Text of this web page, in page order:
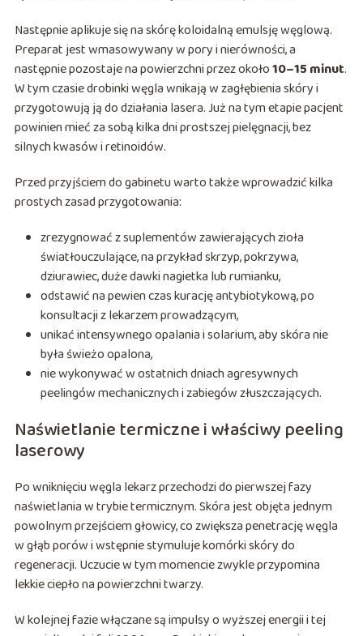
Następnie aplikuje się na skórę koloidalną emulsję węglową.
Preparat jest wmasowywany w pory i nierówności, a
następnie pozostaje na powierzchni przez około10–15 minut.
W tym czasie drobinki węgla wnikają w zagłębienia skóry i
przygotowują ją do działania lasera. Już na tym etapie pacjent
powinien mieć za sobą kilka dni prostszej pielęgnacji, bez
silnych kwasów i retinoidów.
Przed przyjściem do gabinetu warto także wprowadzić kilka
prostych zasad przygotowania:
zrezygnować z suplementów zawierających zioła
światłouczulające, na przykład skrzyp, pokrzywa,
dziurawiec, duże dawki nagietka lub rumianku,
odstawić na pewien czas kurację antybiotykową, po
konsultacji z lekarzem prowadzącym,
unikać intensywnego opalania i solarium, aby skóra nie
była świeżo opalona,
nie wykonywać w ostatnich dniach agresywnych
peelingów mechanicznych i zabiegów złuszczających.
Naświetlanie termiczne i właściwy peeling
laserowy
Po wniknięciu węgla lekarz przechodzi do pierwszej fazy
naświetlania w trybie termicznym. Skóra jest objęta jednym
powolnym przejściem głowicy, co zwiększa penetrację węgla
w głąb porów i wstępnie stymuluje komórki skóry do
regeneracji. Uczucie w tym momencie zwykle przypomina
lekkie ciepło na powierzchni twarzy.
W kolejnej fazie włączane są impulsy o wyższej energii i tej